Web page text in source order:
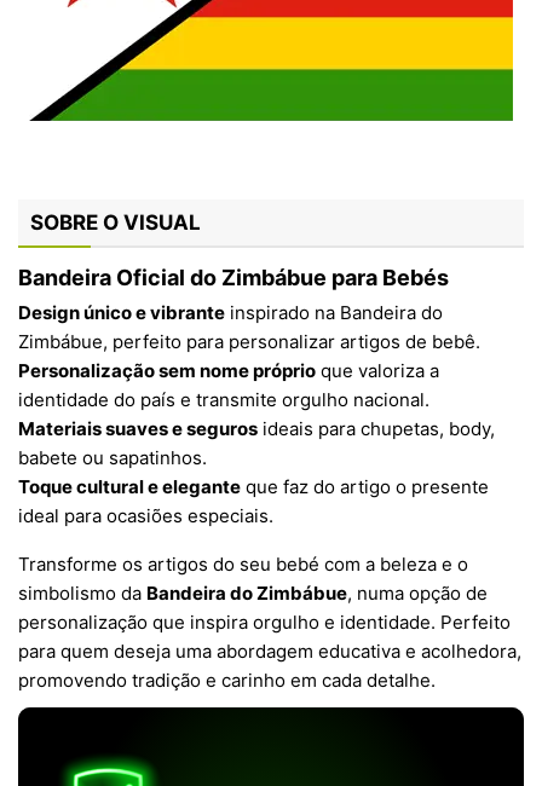
SOBRE O VISUAL
Bandeira Oficial do Zimbábue para Bebés
Design único e vibrante inspirado na Bandeira do
Zimbábue, perfeito para personalizar artigos de bebê.
Personalização sem nome próprio que valoriza a
identidade do país e transmite orgulho nacional.
Materiais suaves e seguros ideais para chupetas, body,
babete ou sapatinhos.
Toque cultural e elegante que faz do artigo o presente
ideal para ocasiões especiais.
Transforme os artigos do seu bebé com a beleza e o
simbolismo da Bandeira do Zimbábue, numa opção de
personalização que inspira orgulho e identidade. Perfeito
para quem deseja uma abordagem educativa e acolhedora,
promovendo tradição e carinho em cada detalhe.